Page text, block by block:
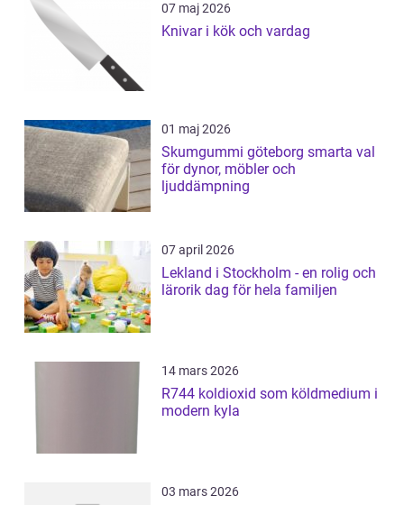
07 maj 2026
Knivar i kök och vardag
01 maj 2026
Skumgummi göteborg smarta val
för dynor, möbler och
ljuddämpning
07 april 2026
Lekland i Stockholm - en rolig och
lärorik dag för hela familjen
14 mars 2026
R744 koldioxid som köldmedium i
modern kyla
03 mars 2026